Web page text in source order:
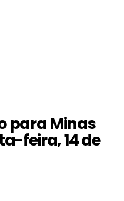
para Minas
feira, 14 de